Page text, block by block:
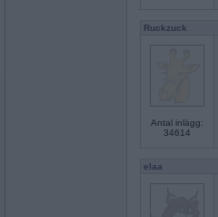
Ruckzuck
Antal inlägg:
34614
elaa